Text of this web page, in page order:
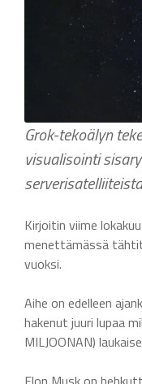
Grok-tekoälyn
visualisointi
Kirjoitin viime
menettämässä
vuoksi.
Aihe on edelleen
hakenut juuri lupaa
MILJOONAN)